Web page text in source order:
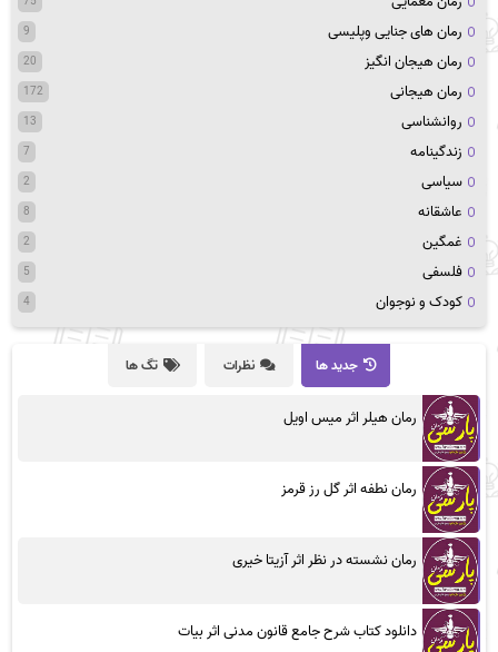
رمان های جنایی وپلیسی 9
رمان هیجان انگیز 20
رمان هیجانی 172
روانشناسی 13
زندگینامه 7
سیاسی 2
عاشقانه 8
غمگین 2
فلسفی 5
کودک و نوجوان 4
جدید ها نظرات تگ ها
رمان هیلر اثر میس اویل
رمان نطفه اثر گل رز قرمز
رمان نشسته در نظر اثر آزیتا خیری
دانلود کتاب شرح جامع قانون مدنی اثر بیات